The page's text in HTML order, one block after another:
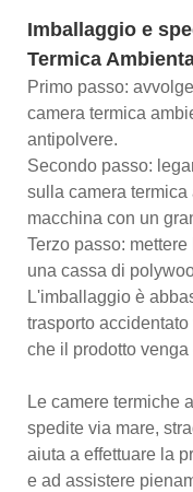
Imballaggio e
Termica
Primo passo:
camera termica
antipolvere.
Secondo passo:
sulla camera
macchina con un
Terzo passo:
una cassa di
L'imballaggio è
trasporto
che il prodotto
Le camere termiche
spedite via mare,
aiuta a effettuare la
e ad assistere